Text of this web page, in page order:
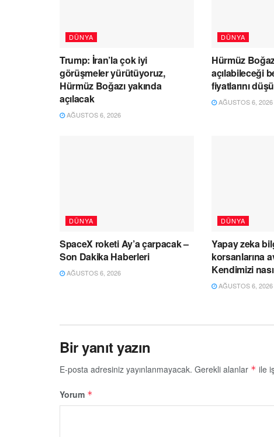
DÜNYA
Trump: İran’la çok iyi
görüşmeler yürütüyoruz,
Hürmüz Boğazı yakında
açılacak
AĞUSTOS 6, 2026
DÜNYA
Hürmüz
açılabileceği
fiyatlarını
AĞUSTOS 6, 2026
DÜNYA
SpaceX roketi Ay’a çarpacak –
Son Dakika Haberleri
AĞUSTOS 6, 2026
DÜNYA
Yapay zeka
korsanlarına
Kendimizi
AĞUSTOS 6, 2026
Bir yanıt yazın
E-posta adresiniz yayınlanmayacak. Gerekli alanlar * ile
Yorum *